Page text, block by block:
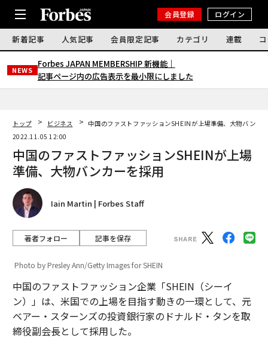
会員登録 ログイン
新着記事 人気記事 会員限定記事 カテゴリ 連載
NEWS
Forbes JAPAN MEMBERSHIP 新機能｜
記事ページ内の広告表示を最小限にしました
トップ ビジネス
中国のファストファッションSHEINが上場準備、大物バンカ
2022.11.05 12:00
中国のファストファッションSHEINが上場
準備、大物バンカーを採用
Iain Martin | Forbes Staff
著者フォロー 記事を保存
Photo by Presley Ann/Getty Images for SHEIN
中国のファストファッション企業「SHEIN（シーイ
ン）」は、米国での上場を目指す動きの一環として、元
ベアー・スターンズの投資銀行家のドナルド・タンを取
締役副会長として採用した。